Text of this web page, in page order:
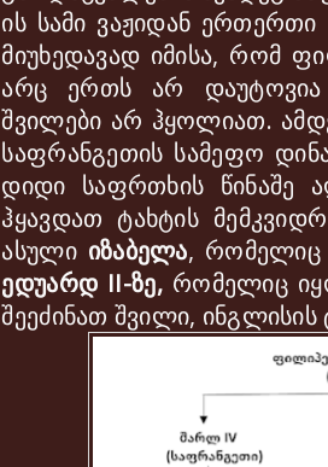
ის სამი ვაჟიდან
მიუხედავად იმისა, რომ
არც ერთს არ დაუტოვია
შვილები არ ჰყოლიათ.
საფრანგეთის სამეფო
დიდი საფრთხის წინაშე
ჰყავდათ ტახტის
ასული იზაბელა,
ედუარდ II-ზე,რომელიც
შეეძინათ შვილი, ინგლისის